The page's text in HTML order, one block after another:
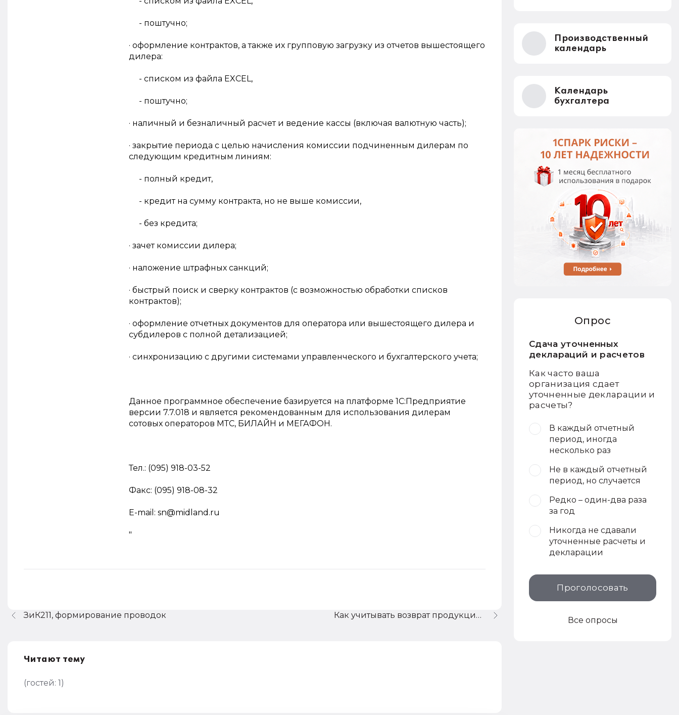
- поштучно;
· оформление контрактов, а также их групповую загрузку из отчетов вышестоящего
дилера:
- списком из файла EXCEL,
- поштучно;
· наличный и безналичный расчет и ведение кассы (включая валютную часть);
· закрытие периода с целью начисления комиссии подчиненным дилерам по
следующим кредитным линиям:
- полный кредит,
- кредит на сумму контракта, но не выше комиссии,
- без кредита;
· зачет комиссии дилера;
· наложение штрафных санкций;
· быстрый поиск и сверку контрактов (с возможностью обработки списков
контрактов);
· оформление отчетных документов для оператора или вышестоящего дилера и
субдилеров с полной детализацией;
· синхронизацию с другими системами управленческого и бухгалтерского учета;
Данное программное обеспечение базируется на платформе 1С:Предприятие
версии 7.7.018 и является рекомендованным для использования дилерам
сотовых операторов МТС, БИЛАЙН и МЕГАФОН.
Тел.: (095) 918-03-52
Факс: (095) 918-08-32
E-mail: sn@midland.ru
"
Как учитывать возврат продукции?
ЗиК211, формирование проводок
Читают тему
(гостей: 1)
Производственный
календарь
Календарь
бухгалтера
Опрос
Сдача уточненных
деклараций и расчетов
Как часто ваша
организация сдает
уточненные декларации и
расчеты?
В каждый отчетный
период, иногда
несколько раз
Не в каждый отчетный
период, но случается
Редко – один-два раза
за год
Никогда не сдавали
уточненные расчеты и
декларации
Проголосовать
Все опросы